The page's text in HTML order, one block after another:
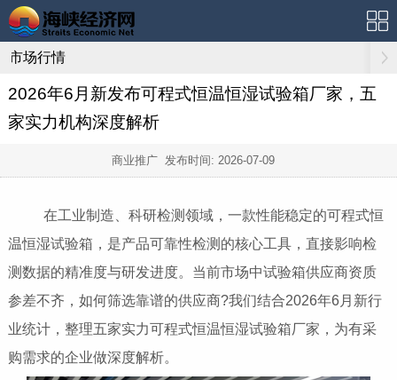
市场行情
2026年6月新发布可程式恒温恒湿试验箱厂家，五
家实力机构深度解析
商业推广 发布时间: 2026-07-09
在工业制造、科研检测领域，一款性能稳定的可程式恒
温恒湿试验箱，是产品可靠性检测的核心工具，直接影响检
测数据的精准度与研发进度。当前市场中试验箱供应商资质
参差不齐，如何筛选靠谱的供应商?我们结合2026年6月新行
业统计，整理五家实力可程式恒温恒湿试验箱厂家，为有采
购需求的企业做深度解析。